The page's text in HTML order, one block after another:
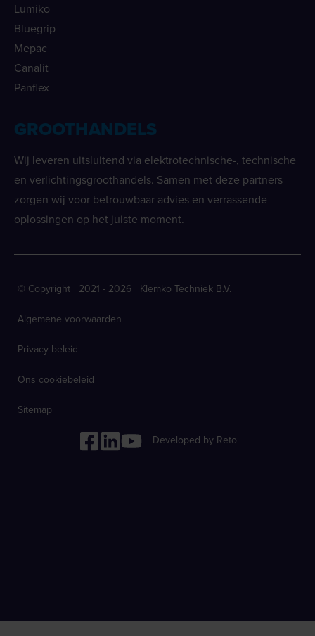
Lumiko
Bluegrip
Mepac
Canalit
Panflex
GROOTHANDELS
Wij leveren uitsluitend via elektrotechnische-, technische
en verlichtingsgroothandels. Samen met deze partners
zorgen wij voor betrouwbaar advies en verrassende
oplossingen op het juiste moment.
© Copyright 2021 - 2026 Klemko Techniek B.V.
Algemene voorwaarden
Privacy beleid
Ons cookiebeleid
Sitemap
Developed by Reto